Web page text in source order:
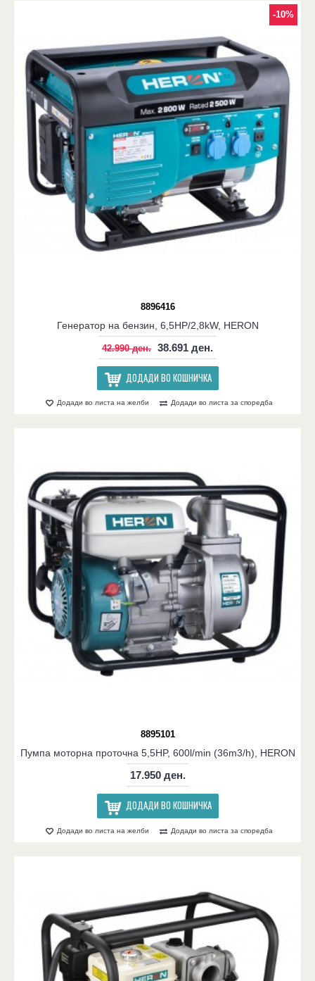
8896416
-10%
Генератор на бензин, 6,5HP/2,8kW, HERON
42.990 ден. 38.691 ден.
ДОДАДИ ВО КОШНИЧКА
Додади во листа на желби Додади во листа за споредба
8895101
Пумпа моторна проточна 5,5HP, 600l/min (36m3/h), HERON
17.950 ден.
ДОДАДИ ВО КОШНИЧКА
Додади во листа на желби Додади во листа за споредба